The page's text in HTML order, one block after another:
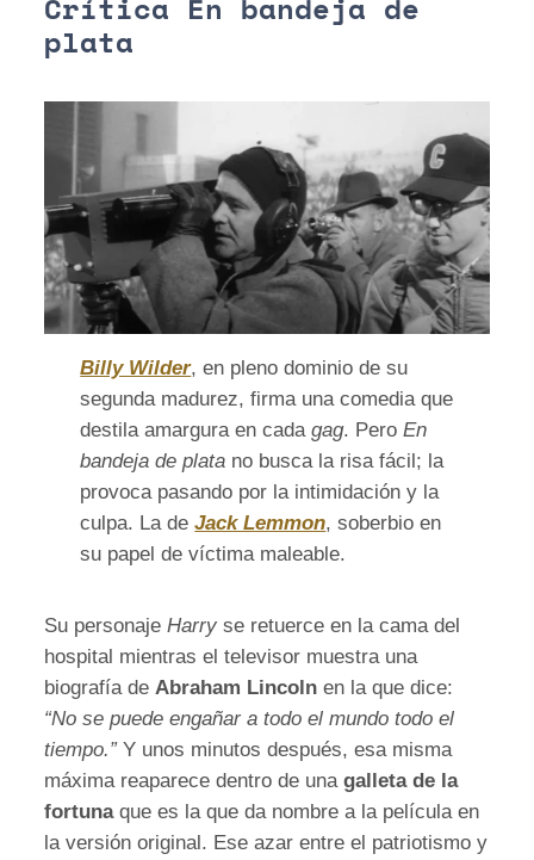
Crítica En bandeja de
plata
Billy Wilder, en pleno dominio de su
segunda madurez, firma una comedia que
destila amargura en cadagag. PeroEn
bandeja de plata no busca la risa fácil; la
provoca pasando por la intimidación y la
culpa. La deJack Lemmon, soberbio en
su papel de víctima maleable.
Su personajeHarry se retuerce en la cama del
hospital mientras el televisor muestra una
biografía deAbraham Lincolnen la que dice:
“No se puede engañar a todo el mundo todo el
tiempo.”Y unos minutos después, esa misma
máxima reaparece dentro de unagalleta de la
fortunaque es la que da nombre a la película en
la versión original. Ese azar entre el patriotismo y